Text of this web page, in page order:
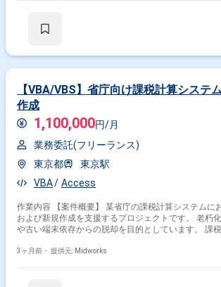
用いたツールの開発・保守（必要に応じて）
【VBA/VBS】省庁向け課税計算システ
作成
1,100,000円/月
業務委託(フリーランス)
東京都
東京駅
VBA
Access
作業内容 【案件概要】 某省庁の課税計算システムにおけるAccessの改修
および新規作成を支援するプロジェクトです。 老朽化したシステムの更新
や古い端末依存からの脱却を目的としています。 課税計算や帳票出力機能
択に応じて調整可能です。 【作業内容】 ・Accessを用いた課税計算シス
3ヶ月前・ 提供元: Midworks